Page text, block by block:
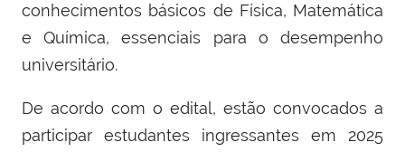
conhecimentos básicos de Física, Matemática
e Química, essenciais para o desempenho
universitário.
De acordo com o edital, estão convocados a
participar estudantes ingressantes em 2025